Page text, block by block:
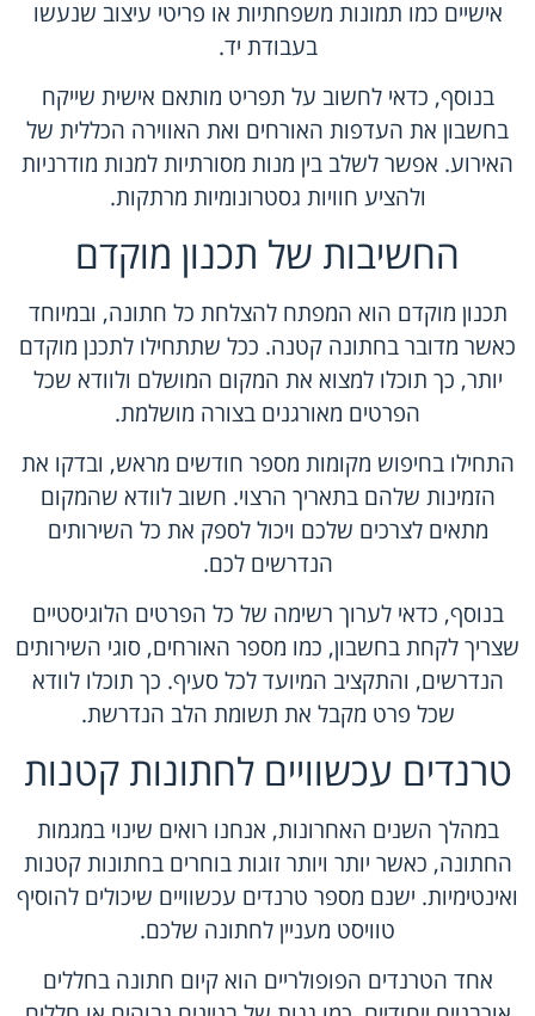
אישיים כמו תמונות משפחתיות או פריטי עיצוב שנעשו
בעבודת יד.
בנוסף, כדאי לחשוב על תפריט מותאם אישית שייקח
בחשבון את העדפות האורחים ואת האווירה הכללית של
האירוע. אפשר לשלב בין מנות מסורתיות למנות מודרניות
ולהציע חוויות גסטרונומיות מרתקות.
החשיבות של תכנון מוקדם
תכנון מוקדם הוא המפתח להצלחת כל חתונה, ובמיוחד
כאשר מדובר בחתונה קטנה. ככל שתתחילו לתכנן מוקדם
יותר, כך תוכלו למצוא את המקום המושלם ולוודא שכל
הפרטים מאורגנים בצורה מושלמת.
התחילו בחיפוש מקומות מספר חודשים מראש, ובדקו את
הזמינות שלהם בתאריך הרצוי. חשוב לוודא שהמקום
מתאים לצרכים שלכם ויכול לספק את כל השירותים
הנדרשים לכם.
בנוסף, כדאי לערוך רשימה של כל הפרטים הלוגיסטיים
שצריך לקחת בחשבון, כמו מספר האורחים, סוגי השירותים
הנדרשים, והתקציב המיועד לכל סעיף. כך תוכלו לוודא
שכל פרט מקבל את תשומת הלב הנדרשת.
טרנדים עכשוויים לחתונות קטנות
במהלך השנים האחרונות, אנחנו רואים שינוי במגמות
החתונה, כאשר יותר ויותר זוגות בוחרים בחתונות קטנות
ואינטימיות. ישנם מספר טרנדים עכשוויים שיכולים להוסיף
טוויסט מעניין לחתונה שלכם.
אחד הטרנדים הפופולריים הוא קיום חתונה בחללים